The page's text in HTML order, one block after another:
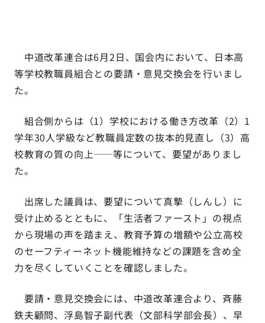
中道改革連合は6月2日、国会内において、日本高
等学校教職員組合との要請・意見交換会を行いまし
た。
組合側からは（1）学校における働き方改革（2）1
学年30人学級など教職員定数の抜本的見直し（3）高
校教育の質の向上――等について、要望がありまし
た。
出席した議員は、要望について真摯（しんし）に
受け止めるとともに、「生活者ファースト」の視点
から現場の声を踏まえ、教育予算の増額や公立高校
のセーフティーネット機能維持などの課題を含め全
力を尽くしていくことを確認しました。
要請・意見交換会には、中道改革連合より、斉藤
鉄夫顧問、浮島智子副代表（文部科学部会長）、早